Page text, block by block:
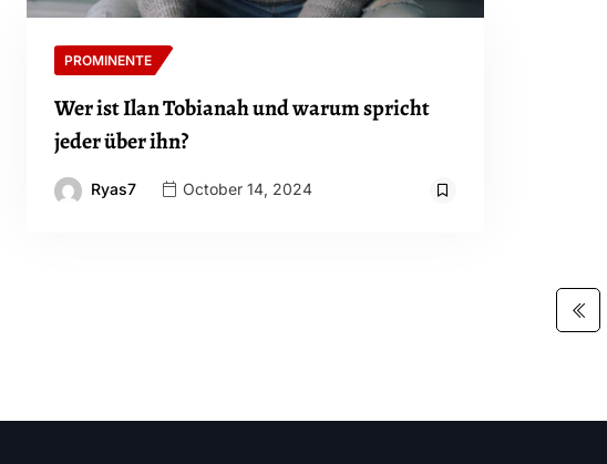
PROMINENTE
Wer ist Ilan Tobianah und warum spricht
jeder über ihn?
Ryas7 October 14, 2024